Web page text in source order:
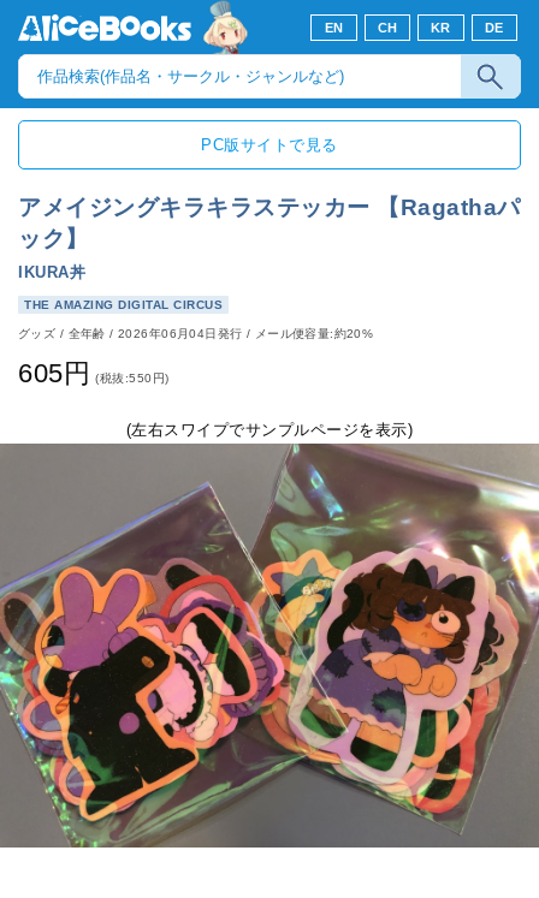
EN CH KR DE
PC版サイトで見る
アメイジングキラキラステッカー 【Ragathaパ
ック】
IKURA丼
THE AMAZING DIGITAL CIRCUS
グッズ / 全年齢/2026年06月04日発行 / メール便容量:約20%
605円 (税抜:550円)
(左右スワイプでサンプルページを表示)